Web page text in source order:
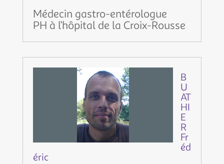
Médecin gastro-entérologue
PH à l’hôpital de la Croix-Rousse
B
U
AT
HI
E
R
Fr
éd
éric